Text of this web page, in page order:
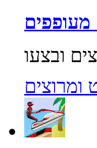
מעופפים
ומרוצים